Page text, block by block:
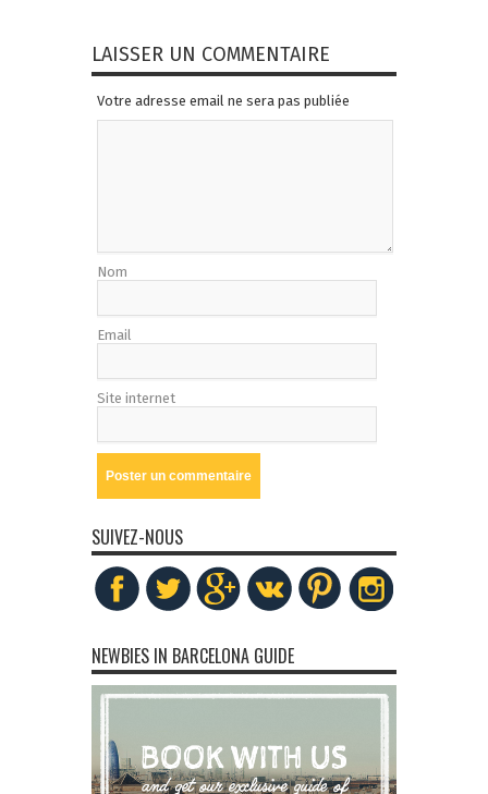
LAISSER UN COMMENTAIRE
Votre adresse email ne sera pas publiée
Nom
Email
Site internet
SUIVEZ-NOUS
NEWBIES IN BARCELONA GUIDE